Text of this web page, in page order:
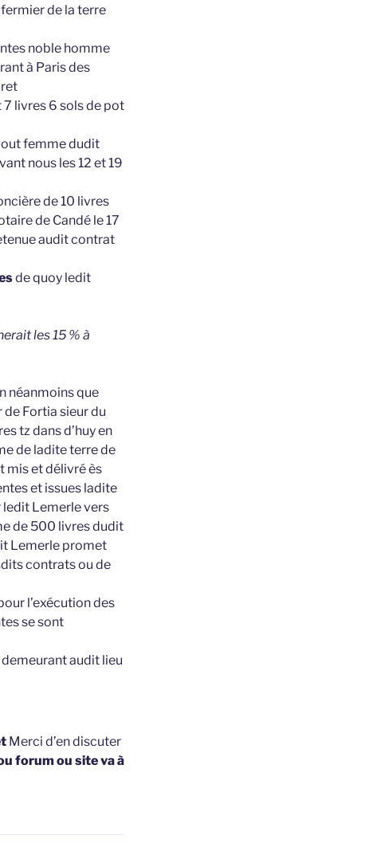
de la terre
noble homme
à Paris des
livres 6 sols de pot
femme dudit
nous les 12 et 19
de 10 livres
de Candé le 17
audit contrat
de quoy ledit
les 15 % à
néanmoins que
de Fortia sieur du
tz dans d’huy en
de ladite terre de
mis et délivré ès
et issues ladite
Lemerle vers
de 500 livres dudit
Lemerle promet
contrats ou de
l’exécution des
se sont
audit lieu
Merci d’en discuter
forum ou site va à